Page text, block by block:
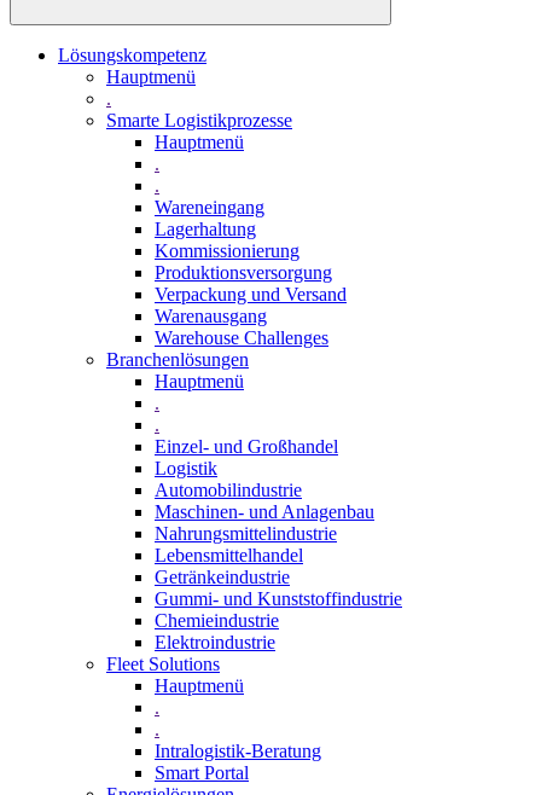
Lösungskompetenz
Hauptmenü
.
Smarte Logistikprozesse
Hauptmenü
.
.
Wareneingang
Lagerhaltung
Kommissionierung
Produktionsversorgung
Verpackung und Versand
Warenausgang
Warehouse Challenges
Branchenlösungen
Hauptmenü
.
.
Einzel- und Großhandel
Logistik
Automobilindustrie
Maschinen- und Anlagenbau
Nahrungsmittelindustrie
Lebensmittelhandel
Getränkeindustrie
Gummi­- und Kunststoffindustrie
Chemieindustrie
Elektroindustrie
Fleet Solutions
Hauptmenü
.
.
Intralogistik-Beratung
Smart Portal